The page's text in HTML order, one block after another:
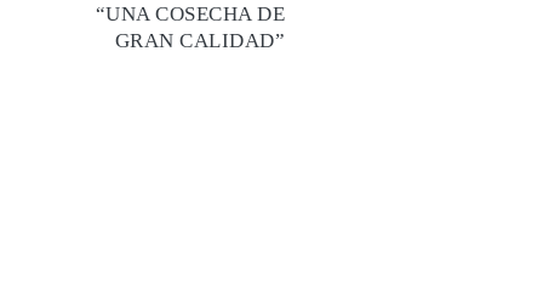
“UNA COSECHA DE
GRAN CALIDAD”